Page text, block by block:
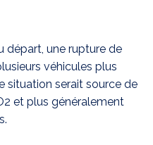
départ, une rupture de
véhicules plus
situation serait source de
et plus généralement